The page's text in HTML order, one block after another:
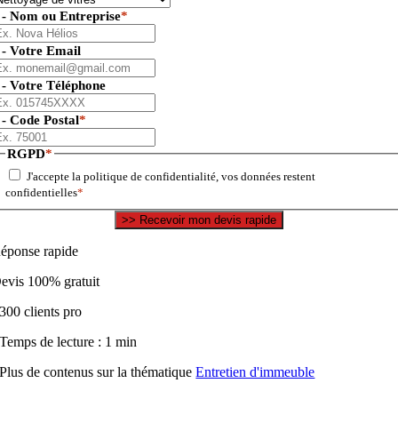
- Nom ou Entreprise*
- Votre Email
- Votre Téléphone
Code Postal*
RGPD*
J'accepte la politique de confidentialité, vos données restent
confidentielles*
rapide
100% gratuit
clients pro
Temps de lecture : 1 min
Plus de contenus sur la thématiqueEntretien d'immeuble